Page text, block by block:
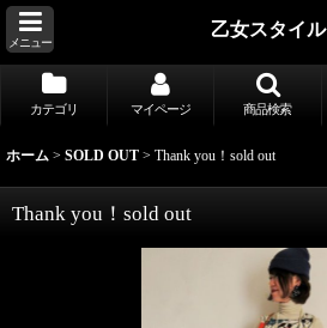
メニュー
乙女スタイル
カテゴリ マイページ 商品検索
ホーム > SOLD OUT > Thank you！sold out
Thank you！sold out